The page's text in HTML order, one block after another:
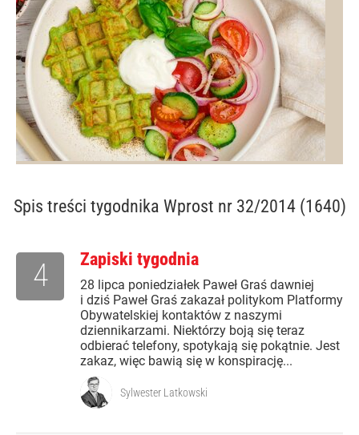
Spis treści tygodnika Wprost nr 32/2014 (1640)
Zapiski tygodnia
28 lipca poniedziałek Paweł Graś dawniej
i dziś Paweł Graś zakazał politykom Platformy
Obywatelskiej kontaktów z naszymi
dziennikarzami. Niektórzy boją się teraz
odbierać telefony, spotykają się pokątnie. Jest
zakaz, więc bawią się w konspirację...
4
Sylwester Latkowski